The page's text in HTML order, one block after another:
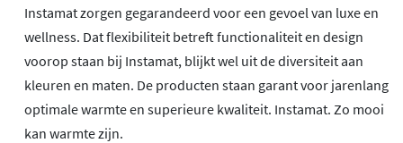
Instamat zorgen gegarandeerd voor een gevoel van luxe en
wellness. Dat flexibiliteit betreft functionaliteit en design
voorop staan bij Instamat, blijkt wel uit de diversiteit aan
kleuren en maten. De producten staan garant voor jarenlang
optimale warmte en superieure kwaliteit. Instamat. Zo mooi
kan warmte zijn.